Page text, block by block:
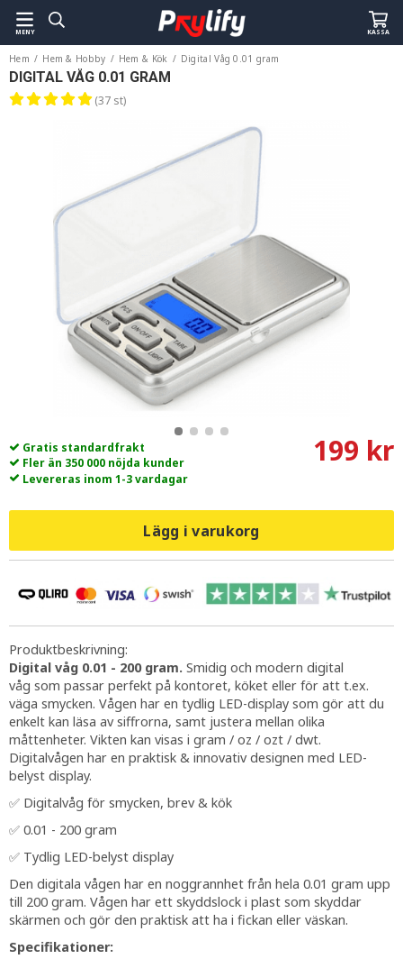
MENY KASSA
Hem / Hem & Hobby / Hem & Kök / Digital Våg 0.01 gram
DIGITAL VÅG 0.01 GRAM
(37 st)
Gratis standardfrakt
Fler än 350 000 nöjda kunder
Levereras inom 1-3 vardagar
199 kr
Lägg i varukorg
Produktbeskrivning:
Digital våg 0.01 - 200 gram. Smidig och modern digital
våg som passar perfekt på kontoret, köket eller för att t.ex.
väga smycken. Vågen har en tydlig LED-display som gör att du
enkelt kan läsa av siffrorna, samt justera mellan olika
måttenheter. Vikten kan visas i gram / oz / ozt / dwt.
Digitalvågen har en praktisk & innovativ designen med LED-
belyst display.
✅ Digitalvåg för smycken, brev & kök
✅ 0.01 - 200 gram
✅ Tydlig LED-belyst display
Den digitala vågen har en noggrannhet från hela 0.01 gram upp
till 200 gram. Vågen har ett skyddslock i plast som skyddar
skärmen och gör den praktisk att ha i fickan eller väskan.
Specifikationer: